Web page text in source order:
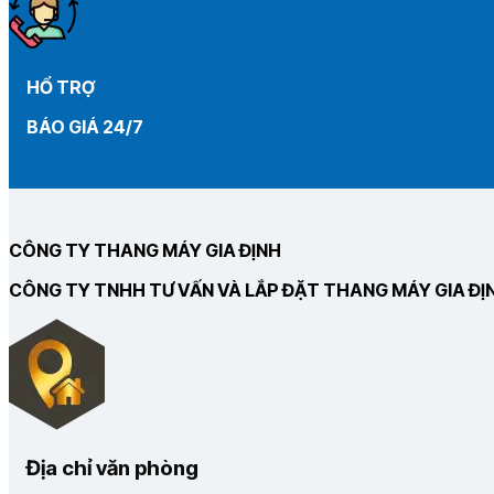
HỔ TRỢ
BÁO GIÁ 24/7
CÔNG TY THANG MÁY GIA ĐỊNH
CÔNG TY TNHH TƯ VẤN VÀ LẮP ĐẶT THANG MÁY GIA
Địa chỉ văn phòng